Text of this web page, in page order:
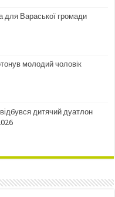
для Вараської громади
молодий чоловік
дитячий дуатлон